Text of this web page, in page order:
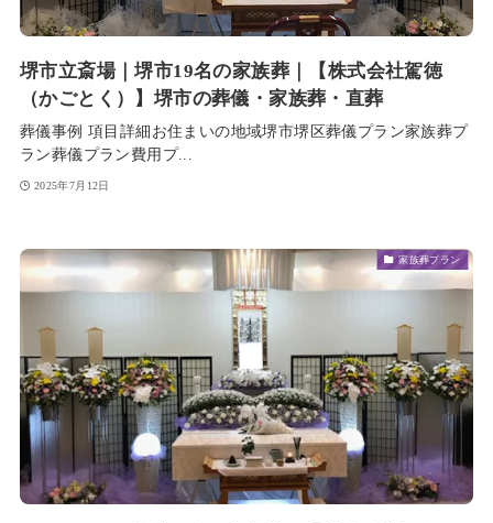
堺市立斎場｜堺市19名の家族葬｜【株式会社駕徳
（かごとく）】堺市の葬儀・家族葬・直葬
葬儀事例 項目詳細お住まいの地域堺市堺区葬儀プラン家族葬プ
ラン葬儀プラン費用プ...
2025年7月12日
家族葬プラン